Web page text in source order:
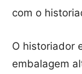
com o
O historiador
embalagem